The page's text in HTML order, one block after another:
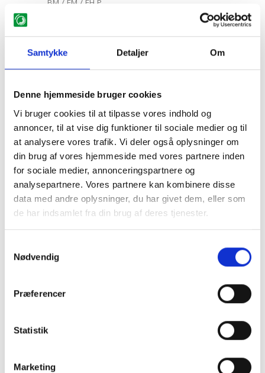
Samtykke Detaljer Om
Denne hjemmeside bruger cookies
Vi bruger cookies til at tilpasse vores indhold og
annoncer, til at vise dig funktioner til sociale medier og til
at analysere vores trafik. Vi deler også oplysninger om
din brug af vores hjemmeside med vores partnere inden
for sociale medier, annonceringspartnere og
analysepartnere. Vores partnere kan kombinere disse
data med andre oplysninger, du har givet dem, eller som
de har indsamlet fra din brug af deres tjenester.
Nødvendig
Præferencer
Statistik
Marketing
BM / FM / FH P
TM / TH / TE
FR / FRS
R3H
HC / HCH
TH / THM Triplex
FMH / FH P Triplex
ZT
RK
Græscontainere
Sneskrabere